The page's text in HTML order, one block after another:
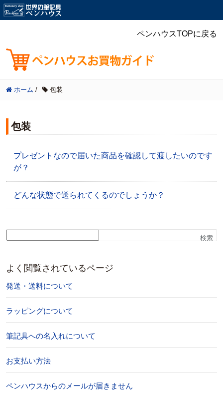
ペンハウスTOPに戻る
ホーム / 包装
包装
プレゼントなので届いた商品を確認して渡したいのです
が？
どんな状態で送られてくるのでしょうか？
検索
よく閲覧されているページ
発送・送料について
ラッピングについて
筆記具への名入れについて
お支払い方法
ペンハウスからのメールが届きません